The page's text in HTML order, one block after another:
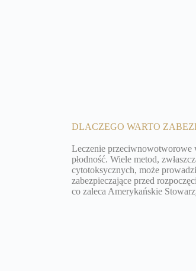
DLACZEGO WARTO
Leczenie przeciwnowotworowe
płodność. Wiele metod,
cytotoksycznych, może
zabezpieczające przed
co zaleca Amerykańskie